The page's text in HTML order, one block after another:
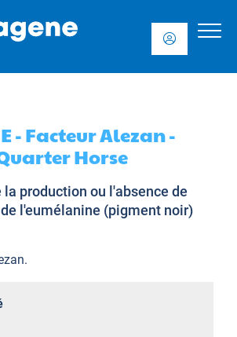
- Facteur Alezan -
Horse
la production ou l'absence de
l'eumélanine (pigment noir)